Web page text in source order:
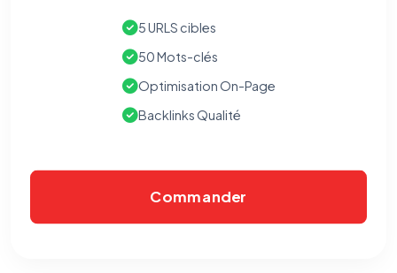
5 URLS cibles
50 Mots-clés
Optimisation On-Page
Backlinks Qualité
Commander